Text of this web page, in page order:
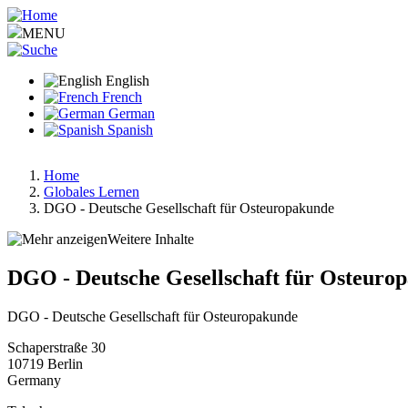
Skip
to
main
MENU
English
French
German
Spanish
Breadcrumb
Home
Globales Lernen
DGO - Deutsche Gesellschaft für Osteuropakunde
Weitere Inhalte
DGO - Deutsche Gesellschaft für
DGO - Deutsche Gesellschaft für Osteuropakunde
Schaperstraße 30
10719 Berlin
Germany